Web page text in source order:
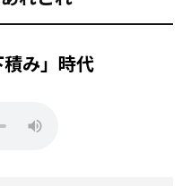
み」時代